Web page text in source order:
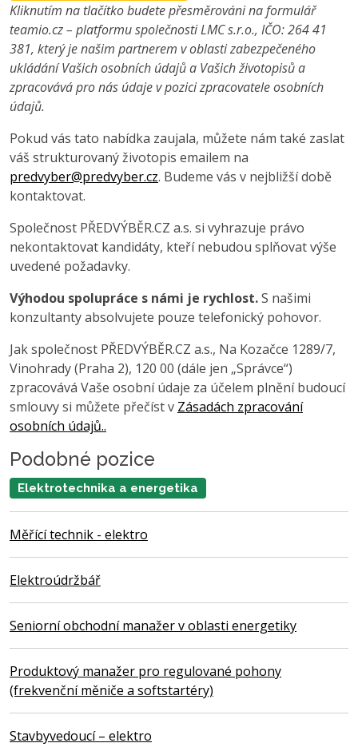
Kliknutím na tlačítko budete přesměrováni na formulář
teamio.cz – platformu společnosti LMC s.r.o., IČO: 264 41
381, který je našim partnerem v oblasti zabezpečeného
ukládání Vašich osobních údajů a Vašich životopisů a
zpracovává pro nás údaje v pozici zpracovatele osobních
údajů.
Pokud vás tato nabídka zaujala, můžete nám také zaslat
váš strukturovaný životopis emailem na
predvyber@predvyber.cz. Budeme vás v nejbližší době
kontaktovat.
Společnost PŘEDVÝBĚR.CZ a.s. si vyhrazuje právo
nekontaktovat kandidáty, kteří nebudou splňovat výše
uvedené požadavky.
Výhodou spolupráce s námi je rychlost.S našimi
konzultanty absolvujete pouze telefonický pohovor.
Jak společnost PŘEDVÝBĚR.CZ a.s., Na Kozačce 1289/7,
Vinohrady (Praha 2), 120 00 (dále jen „Správce“)
zpracovává Vaše osobní údaje za účelem plnění budoucí
smlouvy si můžete přečíst v Zásadách zpracování
osobních údajů..
Podobné pozice
Elektrotechnika a energetika
Měřící technik - elektro
Elektroúdržbář
Seniorní obchodní manažer v oblasti energetiky
Produktový manažer pro regulované pohony
(frekvenční měniče a softstartéry)
Stavbyvedoucí – elektro